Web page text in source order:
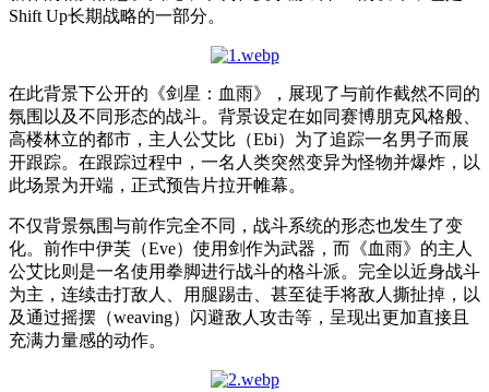
Shift Up长期战略的一部分。
在此背景下公开的《剑星：血雨》，展现了与前作截然不同的
氛围以及不同形态的战斗。背景设定在如同赛博朋克风格般、
高楼林立的都市，主人公艾比（Ebi）为了追踪一名男子而展
开跟踪。在跟踪过程中，一名人类突然变异为怪物并爆炸，以
此场景为开端，正式预告片拉开帷幕。
不仅背景氛围与前作完全不同，战斗系统的形态也发生了变
化。前作中伊芙（Eve）使用剑作为武器，而《血雨》的主人
公艾比则是一名使用拳脚进行战斗的格斗派。完全以近身战斗
为主，连续击打敌人、用腿踢击、甚至徒手将敌人撕扯掉，以
及通过摇摆（weaving）闪避敌人攻击等，呈现出更加直接且
充满力量感的动作。